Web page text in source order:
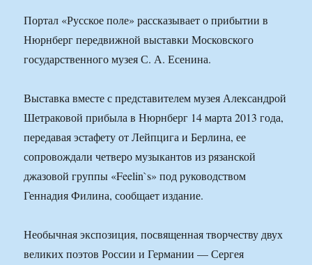
Портал «Русское поле» рассказывает о прибытии в
Нюрнберг передвижной выставки Московского
государственного музея С. А. Есенина.
Выставка вместе с представителем музея Александрой
Шетраковой прибыла в Нюрнберг 14 марта 2013 года,
передавая эстафету от Лейпцига и Берлина, ее
сопровождали четверо музыкантов из рязанской
джазовой группы «Feelin`s» под руководством
Геннадия Филина, сообщает издание.
Необычная экспозиция, посвященная творчеству двух
великих поэтов России и Германии — Сергея